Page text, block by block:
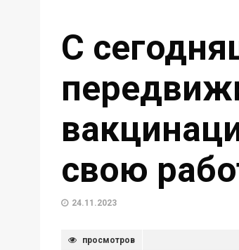
С
свою
24.11.2023
просмотров